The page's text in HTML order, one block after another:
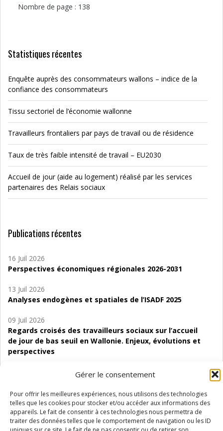
Gérer le consentement
Pour offrir les meilleures expériences, nous utilisons des technologies
telles que les cookies pour stocker et/ou accéder aux informations des
appareils. Le fait de consentir à ces technologies nous permettra de
traiter des données telles que le comportement de navigation ou les ID
Nombre de page : 138
Statistiques récentes
Enquête auprès des consommateurs wallons – indice de la
confiance des consommateurs
Tissu sectoriel de l’économie wallonne
Travailleurs frontaliers par pays de travail ou de résidence
Taux de très faible intensité de travail – EU2030
Accueil de jour (aide au logement) réalisé par les services
partenaires des Relais sociaux
Publications récentes
16 Juil 2026
Perspectives économiques régionales 2026-2031
13 Juil 2026
Analyses endogènes et spatiales de l’ISADF 2025
09 Juil 2026
Regards croisés des travailleurs sociaux sur l’accueil
de jour de bas seuil en Wallonie. Enjeux, évolutions et
perspectives
d’accompagnement à l’autocréation d’emploi (SAACE)
01 Juil 2026
Pénurie du personnel infirmier :quels indicateurs